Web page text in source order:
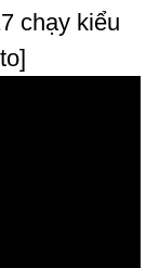
chạy kiểu